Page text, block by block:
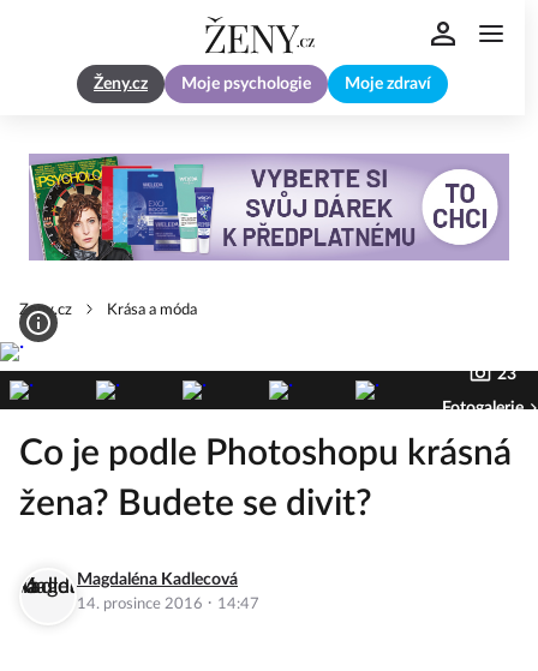
Ženy.cz Moje psychologie Moje zdraví
Zeny.cz Krása a móda
23
Fotogalerie
Co je podle Photoshopu krásná
žena? Budete se divit?
Magdaléna Kadlecová
14. prosince 2016 · 14:47